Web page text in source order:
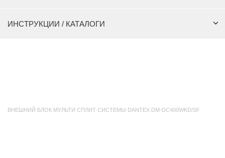
ИНСТРУКЦИИ / КАТАЛОГИ
ВНЕШНИЙ БЛОК МУЛЬТИ СПЛИТ СИСТЕМЫ DANTEX DM-DC400WKD/SF